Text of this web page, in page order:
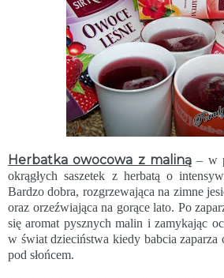
Herbatka owocowa z maliną – w
okrągłych saszetek z herbatą o
Bardzo dobra, rozgrzewająca na zimne
oraz orzeźwiająca na gorące lato. Po
się aromat pysznych malin i zamykając
w świat dzieciństwa kiedy babcia zaparza
pod słońcem.